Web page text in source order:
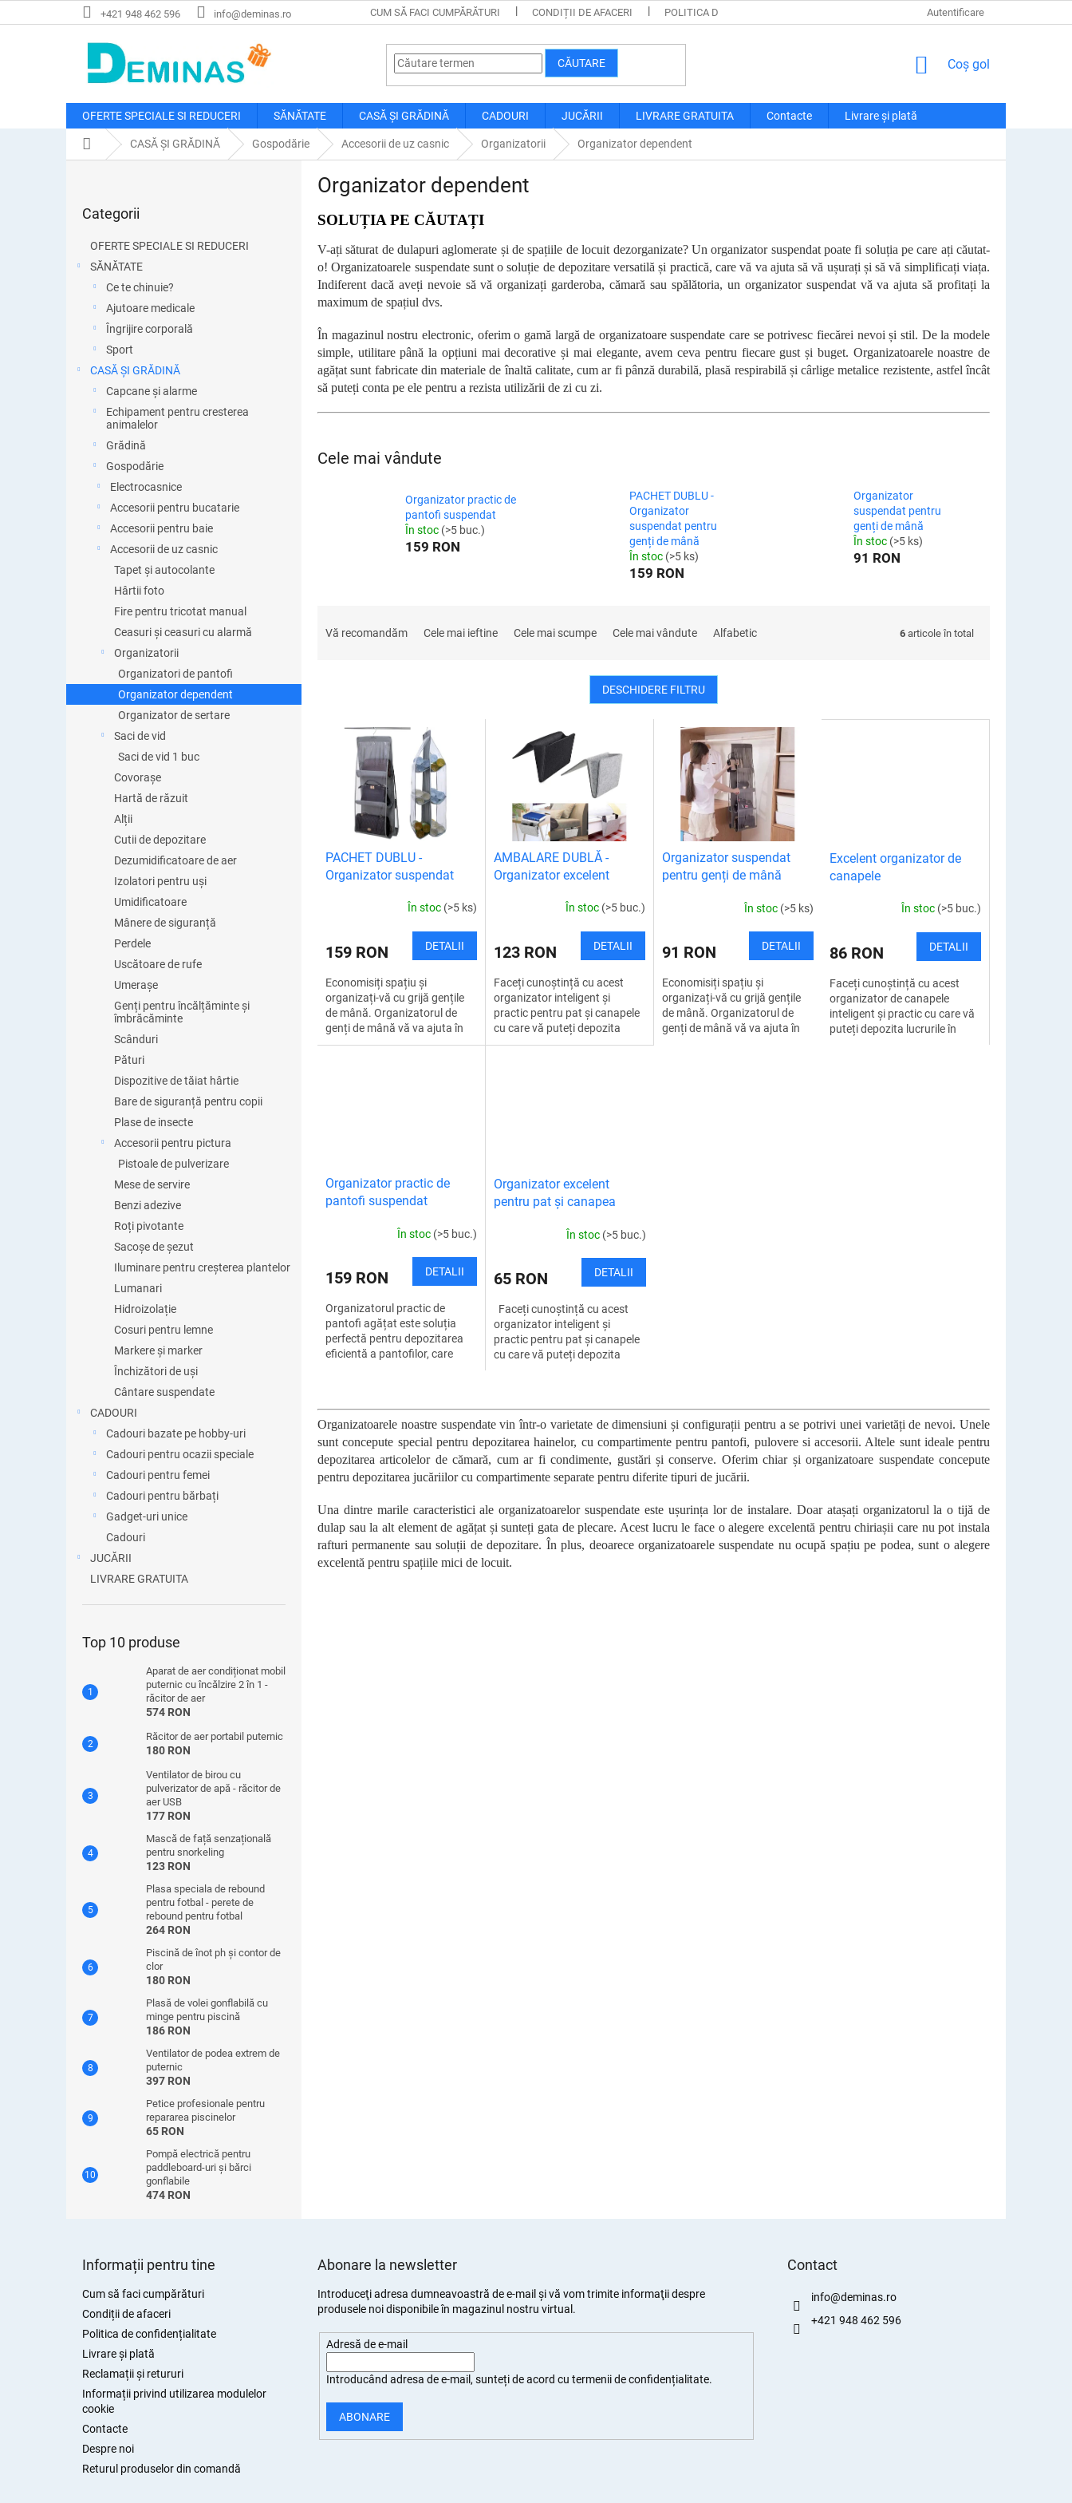
la
+421 948 462 596 info@deminas.ro CUM SĂ FACI CUMPĂRĂTURI CONDIȚII DE AFACERI POLITICA DE CONFIDENȚIALITATE LIVRARE ȘI PLATĂ RECLAMAȚII ȘI
Autentificare
CĂUTARE
COŞ
CUMPĂRĂTURI
Coş gol
OFERTE SPECIALE SI REDUCERI SĂNĂTATE CASĂ ȘI GRĂDINĂ CADOURI JUCĂRII LIVRARE GRATUITA Contacte Livrare și plată
Acasă CASĂ ȘI GRĂDINĂ Gospodărie Accesorii de uz casnic Organizatorii Organizator dependent
peste
Categorii
OFERTE SPECIALE SI REDUCERI
SĂNĂTATE
Ce te chinuie?
Ajutoare medicale
Îngrijire corporală
Sport
CASĂ ȘI GRĂDINĂ
Capcane și alarme
Echipament pentru cresterea
animalelor
Grădină
Gospodărie
Electrocasnice
Accesorii pentru bucatarie
Accesorii pentru baie
Accesorii de uz casnic
Tapet și autocolante
Hârtii foto
Fire pentru tricotat manual
Ceasuri și ceasuri cu alarmă
Organizatorii
Organizatori de pantofi
Organizator dependent
Organizator de sertare
Saci de vid
Saci de vid 1 buc
Covorașe
Hartă de răzuit
Alții
Cutii de depozitare
Dezumidificatoare de aer
Izolatori pentru uși
Umidificatoare
Mânere de siguranță
Perdele
Uscătoare de rufe
Umerașe
Genți pentru încălțăminte și
îmbrăcăminte
Scânduri
Pături
Dispozitive de tăiat hârtie
Bare de siguranță pentru copii
Plase de insecte
Accesorii pentru pictura
Pistoale de pulverizare
Mese de servire
Benzi adezive
Roți pivotante
Sacoșe de șezut
Iluminare pentru creșterea plantelor
Lumanari
Hidroizolație
Cosuri pentru lemne
Markere și marker
Închizători de uși
Cântare suspendate
CADOURI
Cadouri bazate pe hobby-uri
Cadouri pentru ocazii speciale
Cadouri pentru femei
Cadouri pentru bărbați
Gadget-uri unice
Cadouri
JUCĂRII
LIVRARE GRATUITA
Top 10 produse
Aparat de aer condiționat mobil
puternic cu încălzire 2 în 1 -
răcitor de aer
574 RON
Răcitor de aer portabil puternic
180 RON
Ventilator de birou cu
pulverizator de apă - răcitor de
aer USB
177 RON
Mască de față senzațională
pentru snorkeling
123 RON
Plasa speciala de rebound
pentru fotbal - perete de
rebound pentru fotbal
264 RON
Piscină de înot ph și contor de
clor
180 RON
Plasă de volei gonflabilă cu
minge pentru piscină
186 RON
Ventilator de podea extrem de
puternic
397 RON
Petice profesionale pentru
repararea piscinelor
65 RON
Pompă electrică pentru
paddleboard-uri și bărci
gonflabile
474 RON
Organizator dependent
SOLUȚIA PE CĂUTAȚI
V-ați săturat de dulapuri aglomerate și de spațiile de locuit dezorganizate? Un organizator suspendat poate fi soluția pe care ați căutat-
o! Organizatoarele suspendate sunt o soluție de depozitare versatilă și practică, care vă va ajuta să vă ușurați și să vă simplificați viața.
Indiferent dacă aveți nevoie să vă organizați garderoba, cămară sau spălătoria, un organizator suspendat vă va ajuta să profitați la
maximum de spațiul dvs.
În magazinul nostru electronic, oferim o gamă largă de organizatoare suspendate care se potrivesc fiecărei nevoi și stil. De la modele
simple, utilitare până la opțiuni mai decorative și mai elegante, avem ceva pentru fiecare gust și buget. Organizatoarele noastre de
agățat sunt fabricate din materiale de înaltă calitate, cum ar fi pânză durabilă, plasă respirabilă și cârlige metalice rezistente, astfel încât
să puteți conta pe ele pentru a rezista utilizării de zi cu zi.
Cele mai vândute
Organizator practic de
pantofi suspendat
În stoc (>5 buc.)
159 RON
PACHET DUBLU -
Organizator
suspendat pentru
genți de mână
În stoc (>5 ks)
159 RON
Organizator
suspendat pentru
genți de mână
În stoc (>5 ks)
91 RON
Vă recomandăm Cele mai ieftine Cele mai scumpe Cele mai vândute Alfabetic 6 articole în total
DESCHIDERE FILTRU
PACHET DUBLU -
Organizator suspendat
În stoc (>5 ks)
159 RON DETALII
Economisiți spațiu și
organizați-vă cu grijă gențile
de mână. Organizatorul de
genți de mână vă va ajuta în
acest sens. De acum înainte,
AMBALARE DUBLĂ -
Organizator excelent
În stoc (>5 buc.)
123 RON DETALII
Faceți cunoștință cu acest
organizator inteligent și
practic pentru pat și canapele
cu care vă puteți depozita
lucrurile în mod clar și în
Organizator suspendat
pentru genți de mână
În stoc (>5 ks)
91 RON DETALII
Economisiți spațiu și
organizați-vă cu grijă gențile
de mână. Organizatorul de
genți de mână vă va ajuta în
Excelent organizator de
canapele
În stoc (>5 buc.)
86 RON DETALII
Faceți cunoștință cu acest
organizator de canapele
inteligent și practic cu care vă
puteți depozita lucrurile în
Organizator practic de
pantofi suspendat
În stoc (>5 buc.)
159 RON DETALII
Organizatorul practic de
pantofi agățat este soluția
perfectă pentru depozitarea
eficientă a pantofilor, care
Organizator excelent
pentru pat și canapea
În stoc (>5 buc.)
65 RON DETALII
Faceți cunoștință cu acest
organizator inteligent și
practic pentru pat și canapele
cu care vă puteți depozita
o
n
t
o
l
l
l
i
Organizatoarele noastre suspendate vin într-o varietate de dimensiuni și configurații pentru a se potrivi unei varietăți de nevoi. Unele
sunt concepute special pentru depozitarea hainelor, cu compartimente pentru pantofi, pulovere si accesorii. Altele sunt ideale pentru
depozitarea articolelor de cămară, cum ar fi condimente, gustări și conserve. Oferim chiar și organizatoare suspendate concepute
pentru depozitarea jucăriilor cu compartimente separate pentru diferite tipuri de jucării.
Una dintre marile caracteristici ale organizatoarelor suspendate este ușurința lor de instalare. Doar atașați organizatorul la o tijă de
dulap sau la alt element de agățat și sunteți gata de plecare. Acest lucru le face o alegere excelentă pentru chiriașii care nu pot instala
rafturi permanente sau soluții de depozitare. În plus, deoarece organizatoarele suspendate nu ocupă spațiu pe podea, sunt o alegere
excelentă pentru spațiile mici de locuit.
Informații pentru tine
Cum să faci cumpărături
Condiții de afaceri
Politica de confidențialitate
Livrare și plată
Reclamații și retururi
Informații privind utilizarea modulelor
cookie
Contacte
Despre noi
Returul produselor din comandă
Abonare la newsletter
Introduceţi adresa dumneavoastră de e-mail şi vă vom trimite informaţii despre
produsele noi disponibile în magazinul nostru virtual.
Adresă de e-mail
Introducând adresa de e-mail, sunteți deacord cu termenii de confidențialitate.
ABONARE
Contact
info@deminas.ro
+421 948 462 596